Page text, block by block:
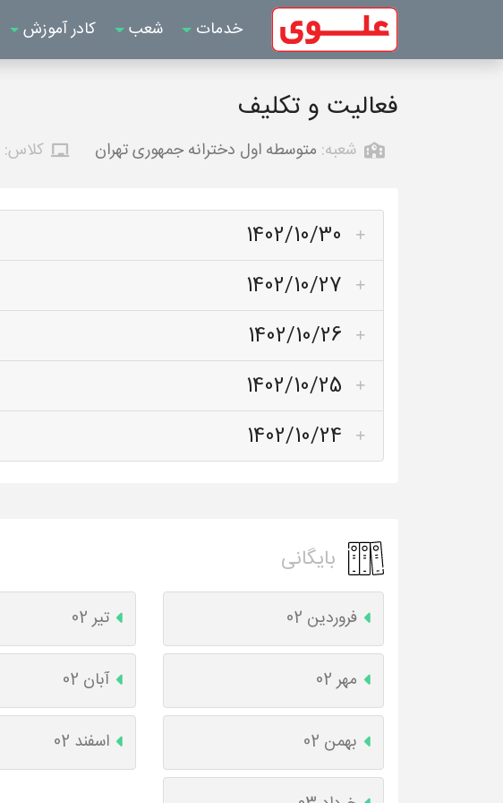
خدمات شعب کادر آموزش
فعالیت و تکلیف
شعبه: متوسطه اول دخترانه جمهوری تهران کلاس:
1402/10/30
1402/10/27
1402/10/26
1402/10/25
1402/10/24
بایگانی
فروردین 02 تیر 02
مهر 02 آبان 02
بهمن 02 اسفند 02